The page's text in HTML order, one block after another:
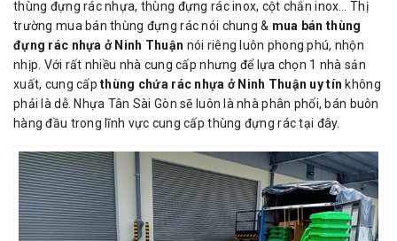
thùng đựng rác nhựa, thùng đựng rác inox, cột chắn inox… Thị
trường mua bán thùng đựng rác nói chung & mua bán thùng
đựng rác nhựa ở Ninh Thuận nói riêng luôn phong phú, nhộn
nhịp. Với rất nhiều nhà cung cấp nhưng để lựa chọn 1 nhà sản
xuất, cung cấpthùng chứa rác nhựa ở Ninh Thuận uy tín không
phải là dễ. Nhựa Tân Sài Gòn sẽ luôn là nhà phân phối, bán buôn
hàng đầu trong lĩnh vực cung cấp thùng đựng rác tại đây.